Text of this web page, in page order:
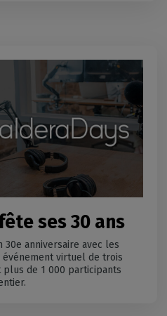
ses 30 ans
30e anniversaire avec les
événement virtuel de trois
plus de 1 000 participants